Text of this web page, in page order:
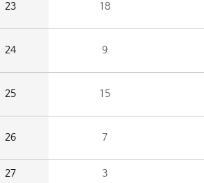
23 18
24 9
25 15
26 7
27 3